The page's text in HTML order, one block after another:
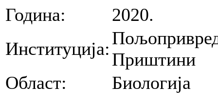
Година:
2020.
Институција:
Приштини
Област:
Биологија